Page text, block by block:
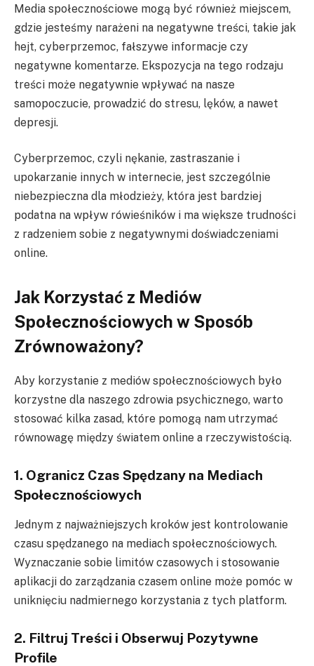
Media społecznościowe mogą być również miejscem,
gdzie jesteśmy narażeni na negatywne treści, takie jak
hejt, cyberprzemoc, fałszywe informacje czy
negatywne komentarze. Ekspozycja na tego rodzaju
treści może negatywnie wpływać na nasze
samopoczucie, prowadzić do stresu, lęków, a nawet
depresji.
Cyberprzemoc, czyli nękanie, zastraszanie i
upokarzanie innych w internecie, jest szczególnie
niebezpieczna dla młodzieży, która jest bardziej
podatna na wpływ rówieśników i ma większe trudności
z radzeniem sobie z negatywnymi doświadczeniami
online.
Jak Korzystać z Mediów
Społecznościowych w Sposób
Zrównoważony?
Aby korzystanie z mediów społecznościowych było
korzystne dla naszego zdrowia psychicznego, warto
stosować kilka zasad, które pomogą nam utrzymać
równowagę między światem online a rzeczywistością.
1. Ogranicz Czas Spędzany na Mediach
Społecznościowych
Jednym z najważniejszych kroków jest kontrolowanie
czasu spędzanego na mediach społecznościowych.
Wyznaczanie sobie limitów czasowych i stosowanie
aplikacji do zarządzania czasem online może pomóc w
uniknięciu nadmiernego korzystania z tych platform.
2. Filtruj Treści i Obserwuj Pozytywne
Profile